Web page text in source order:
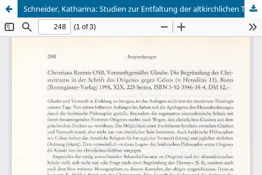
Schneider, Katharina: Studien zur Entfaltung der altkirchlichen Theologie der Auferstehung (=Hereditas 14)